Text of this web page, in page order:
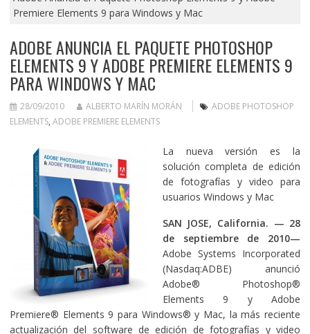
Premiere Elements 9 para Windows y Mac
ADOBE ANUNCIA EL PAQUETE PHOTOSHOP
ELEMENTS 9 Y ADOBE PREMIERE ELEMENTS 9
PARA WINDOWS Y MAC
28/09/2010 ALBERTO MARÍN MORÁN
ADOBE PHOTOSHOP
ELEMENTS, ADOBE PREMIERE ELEMENTS
La nueva versión es la
solución completa de edición
de fotografías y video para
usuarios Windows y Mac
SAN JOSE, California. — 28
de septiembre de 2010—
Adobe Systems Incorporated
(Nasdaq:ADBE) anunció
Adobe® Photoshop®
Elements 9 y Adobe
Premiere® Elements 9 para Windows® y Mac, la más reciente
actualización del software de edición de fotografías y video